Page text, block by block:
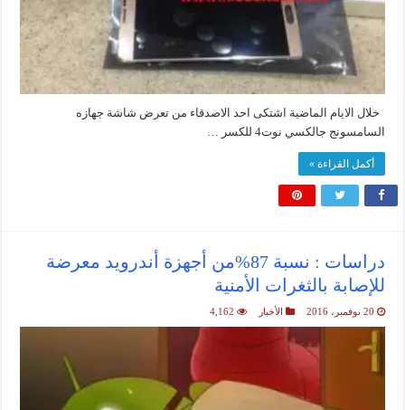
خلال الايام الماضية اشتكى احد الاصدقاء من تعرض شاشة جهازه
السامسونج جالكسي نوت4 للكسر …
أكمل القراءة »
دراسات : نسبة 87%من أجهزة أندرويد معرضة
للإصابة بالثغرات الأمنية
20 نوفمبر، 2016 الأخبار 4,162